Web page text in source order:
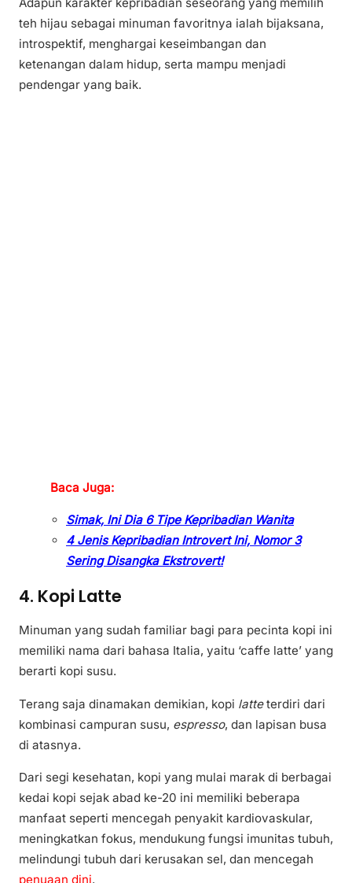
teh hijau sebagai minuman favoritnya ialah bijaksana,
introspektif, menghargai keseimbangan dan
ketenangan dalam hidup, serta mampu menjadi
pendengar yang baik.
Baca Juga:
Simak, Ini Dia 6 Tipe Kepribadian Wanita
4 Jenis Kepribadian Introvert Ini, Nomor 3
Sering Disangka Ekstrovert!
4. Kopi Latte
Minuman yang sudah familiar bagi para pecinta kopi ini
memiliki nama dari bahasa Italia, yaitu ‘caffe latte’ yang
berarti kopi susu.
Terang saja dinamakan demikian, kopi latteterdiri dari
kombinasi campuran susu, espresso, dan lapisan busa
di atasnya.
Dari segi kesehatan, kopi yang mulai marak di berbagai
kedai kopi sejak abad ke-20 ini memiliki beberapa
manfaat seperti mencegah penyakit kardiovaskular,
meningkatkan fokus, mendukung fungsi imunitas tubuh,
melindungi tubuh dari kerusakan sel, dan mencegah
penuaan dini.